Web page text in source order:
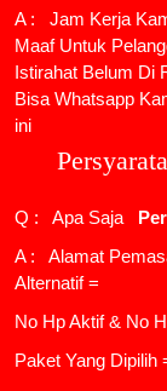
A : Jam Kerja
Maaf Untuk
Istirahat Belum Di
Bisa Whatsapp
ini
Q : Apa Saja
A : Alamat
Alternatif =
No Hp Aktif & No
Paket Yang Dipilih